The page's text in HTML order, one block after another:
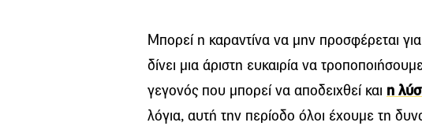
Μπορεί η καραντίνα να μην προσφέρεται
δίνει μια άριστη ευκαιρία να
γεγονός που μπορεί να αποδειχθεί και η
λόγια, αυτή την περίοδο όλοι έχουμε τη